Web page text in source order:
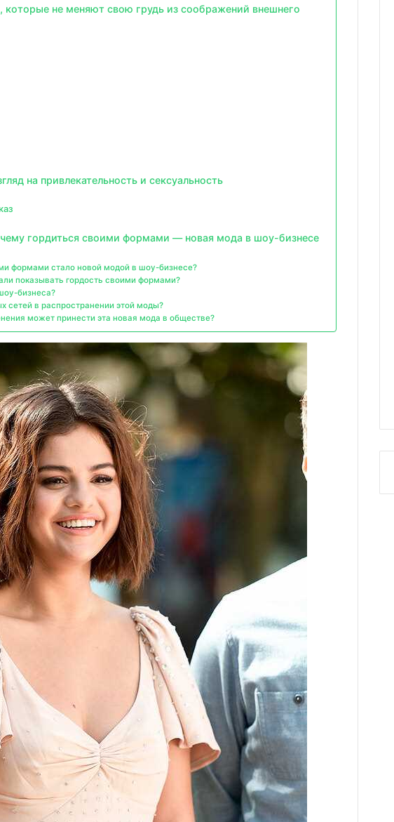
которые не меняют свою грудь из соображений внешнего
на привлекательность и сексуальность
гордиться своими формами — новая мода в шоу-бизнесе
формами стало новой модой в шоу-бизнесе?
показывать гордость своими формами?
бизнеса?
сетей в распространении этой моды?
может принести эта новая мода в обществе?